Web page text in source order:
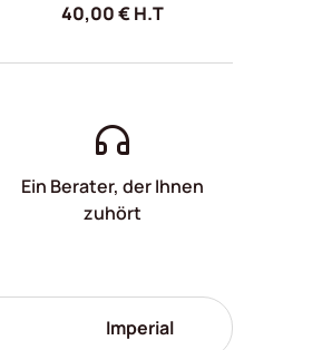
40,00€H.T
Ein Berater, der Ihnen
zuhört
Imperial